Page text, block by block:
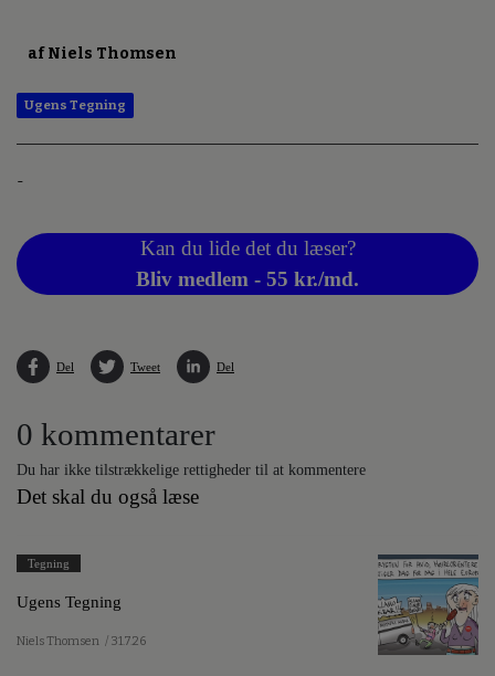
af Niels Thomsen
Ugens Tegning
-
Kan du lide det du læser?
Bliv medlem - 55 kr./md.
Del Tweet Del
0 kommentarer
Du har ikke tilstrækkelige rettigheder til at kommentere
Det skal du også læse
Tegning
Ugens Tegning
Niels Thomsen / 31.7.26